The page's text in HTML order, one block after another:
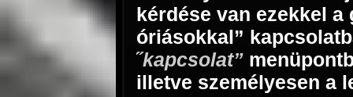
kérdése van ezekkel
óriásokkal”
˝kapcsolat”
illetve személyesen a